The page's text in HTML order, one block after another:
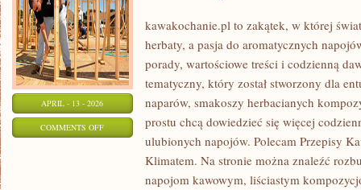
APRIL - 13 - 2026
COMMENTS OFFON
kawakochanie.pl to zakątek, w której
herbaty, a pasja do aromatycznych
porady, wartościowe treści i codzienną
tematyczny, który został stworzony dla
naparów, smakoszy herbacianych
prostu chcą dowiedzieć się więcej
ulubionych napojów. Polecam Przepisy
Klimatem. Na stronie można znaleźć
napojom kawowym, liściastym